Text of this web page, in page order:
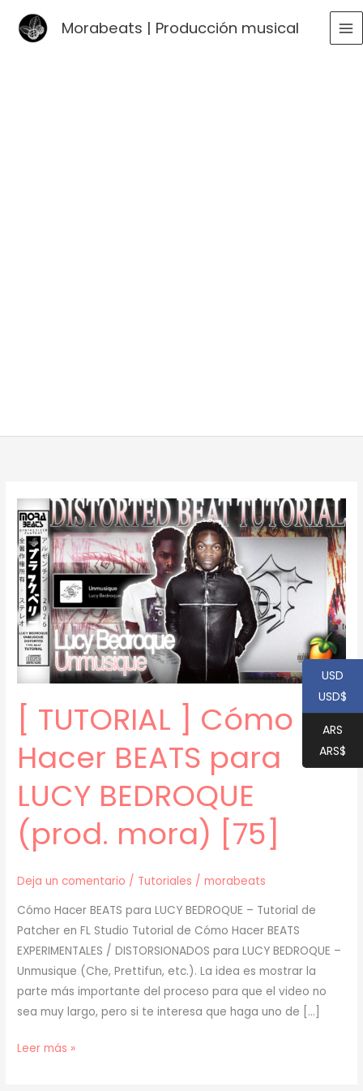
Morabeats | Producción musical
[ TUTORIAL ] Cómo
Hacer BEATS para
LUCY BEDROQUE
(prod. mora) [75]
Deja un comentario / Tutoriales /morabeats
Cómo Hacer BEATS para LUCY BEDROQUE – Tutorial de
Patcher en FL Studio Tutorial de Cómo Hacer BEATS
EXPERIMENTALES / DISTORSIONADOS para LUCY BEDROQUE –
Unmusique (Che, Prettifun, etc.). La idea es mostrar la
parte más importante del proceso para que el video no
sea muy largo, pero si te interesa que haga uno de […]
[
Leer más »
USD
USD$
ARS
ARS$